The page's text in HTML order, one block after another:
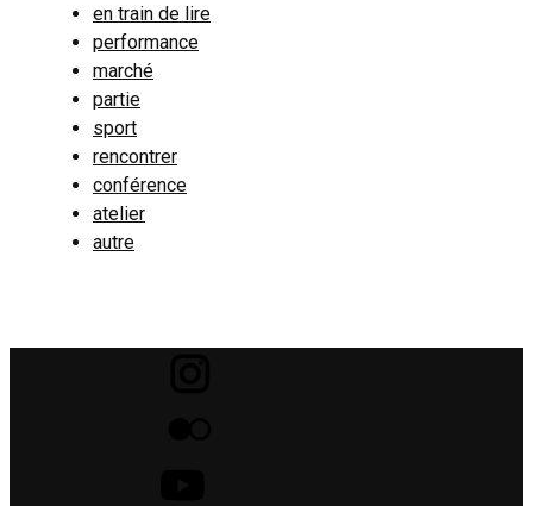
en train de lire
performance
marché
partie
sport
rencontrer
conférence
atelier
autre